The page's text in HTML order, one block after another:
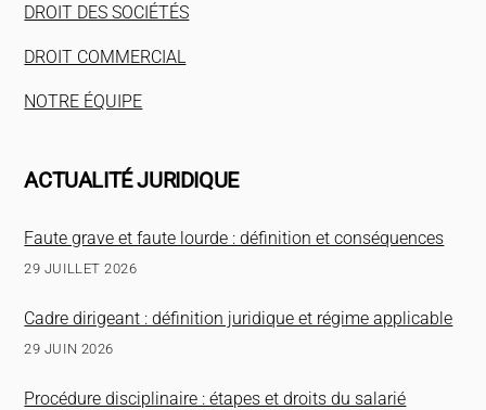
DROIT DES SOCIÉTÉS
DROIT COMMERCIAL
NOTRE ÉQUIPE
ACTUALITÉ JURIDIQUE
Faute grave et faute lourde : définition et conséquences
29 JUILLET 2026
Cadre dirigeant : définition juridique et régime applicable
29 JUIN 2026
Procédure disciplinaire : étapes et droits du salarié